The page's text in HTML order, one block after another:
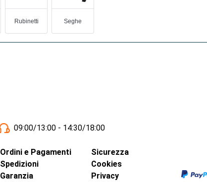
Rubinetti Seghe
09:00/13:00 - 14:30/18:00
Ordini e Pagamenti
Spedizioni
Garanzia
Sicurezza
Cookies
Privacy